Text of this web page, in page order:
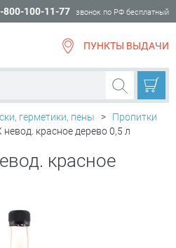
800-100-11-77 звонок по РФ бесплатный
ПУНКТЫ ВЫДАЧИ
герметики, пены >
Пропитки
красное дерево 0,5 л
красное